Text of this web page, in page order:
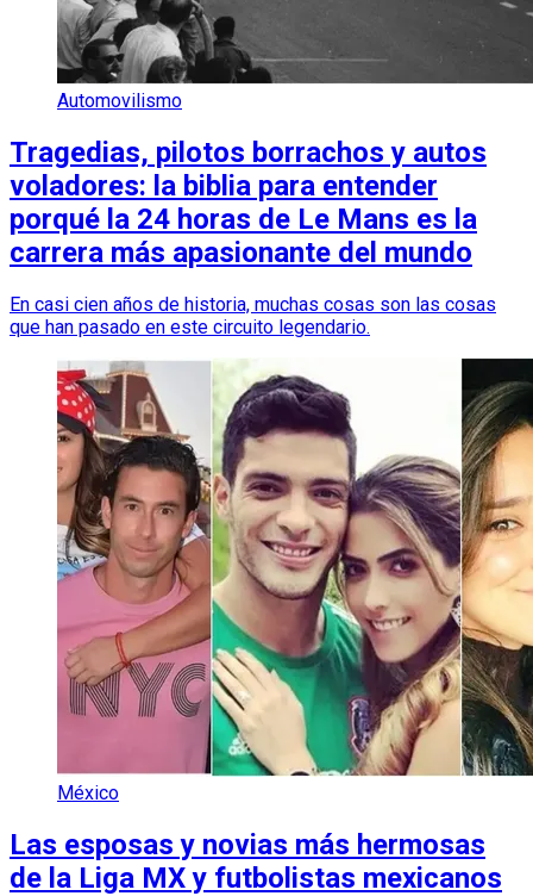
Automovilismo
Tragedias, pilotos borrachos y autos
voladores: la biblia para entender
porqué la 24 horas de Le Mans es la
carrera más apasionante del mundo
En casi cien años de historia, muchas cosas son las cosas
que han pasado en este circuito legendario.
México
Las esposas y novias más hermosas
de la Liga MX y futbolistas mexicanos